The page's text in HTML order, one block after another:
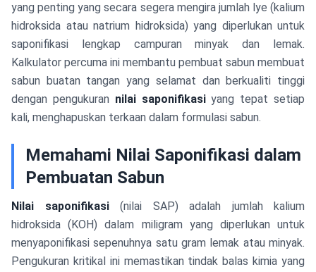
yang penting yang secara segera mengira jumlah lye (kalium
hidroksida atau natrium hidroksida) yang diperlukan untuk
saponifikasi lengkap campuran minyak dan lemak.
Kalkulator percuma ini membantu pembuat sabun membuat
sabun buatan tangan yang selamat dan berkualiti tinggi
dengan pengukuran nilai saponifikasiyang tepat setiap
kali, menghapuskan terkaan dalam formulasi sabun.
Memahami Nilai Saponifikasi dalam
Pembuatan Sabun
Nilai saponifikasi(nilai SAP) adalah jumlah kalium
hidroksida (KOH) dalam miligram yang diperlukan untuk
menyaponifikasi sepenuhnya satu gram lemak atau minyak.
Pengukuran kritikal ini memastikan tindak balas kimia yang